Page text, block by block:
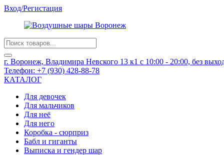
Вход/Регистация
Products
search
г. Воронеж, Владимира Невского 13 к1 с 10:00 - 20:00, без
Телефон: +7 (930) 428-88-78
КАТАЛОГ
Для девочек
Для мальчиков
Для неё
Для него
Коробка - сюрприз
Бабл и гиганты
Выписка и гендер шар